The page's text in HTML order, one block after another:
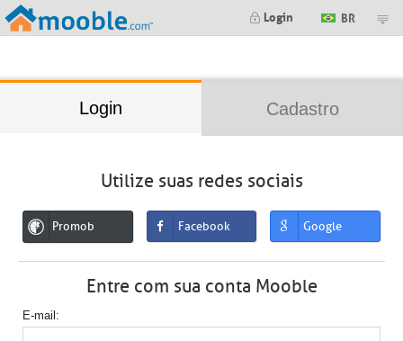
Login BR
Login Cadastro
Utilize suas redes sociais
Promob Facebook Google
Entre com sua conta Mooble
E-mail